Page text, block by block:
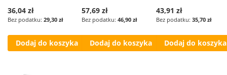
36,04 zł
29,30 zł
Dodaj do koszyka
57,69 zł
46,90 zł
Dodaj do koszyka
43,91 zł
35,70 zł
Dodaj do koszyka